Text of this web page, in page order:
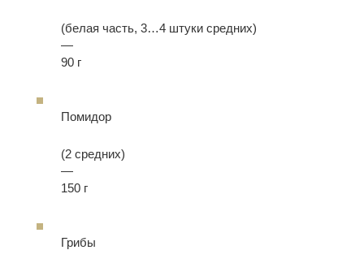
(белая часть, 3…4 штуки средних)
—
90 г
Помидор
(2 средних)
—
150 г
Грибы